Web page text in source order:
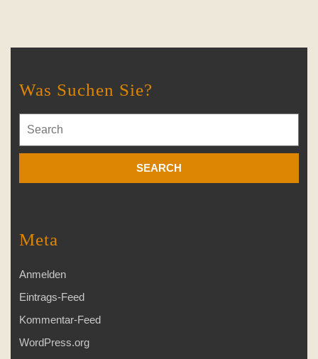
Was Suchen Sie?
for:
Meta
Anmelden
Eintrags-Feed
Kommentar-Feed
WordPress.org